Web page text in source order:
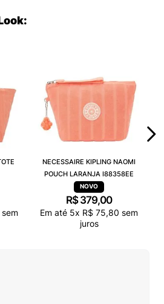
sem
NECESSAIRE KIPLING NAOMI
POUCH LARANJA I88358EE
R$ 379,00
Em até 5x R$ 75,80 sem
juros